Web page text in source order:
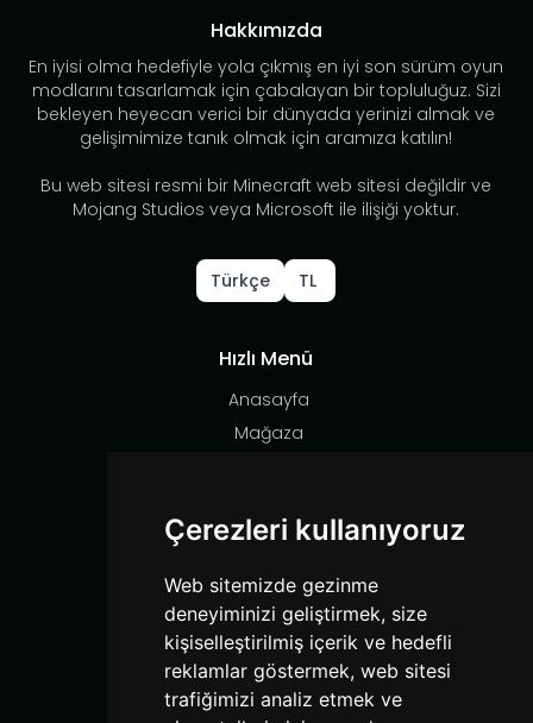
Çerezleri kullanıyoruz
Web sitemizde gezinme
deneyiminizi geliştirmek, size
kişiselleştirilmiş içerik ve hedefli
reklamlar göstermek, web sitesi
trafiğimizi analiz etmek ve
Hakkımızda
En iyisi olma hedefiyle yola çıkmış en iyi son sürüm oyun
modlarını tasarlamak için çabalayan bir topluluğuz. Sizi
bekleyen heyecan verici bir dünyada yerinizi almak ve
gelişimimize tanık olmak için aramıza katılın!
Bu web sitesi resmi bir Minecraft web sitesi değildir ve
Mojang Studios veya Microsoft ile ilişiği yoktur.
Türkçe TL
Hızlı Menü
Anasayfa
Mağaza
Sosyal Medya
YouTube
TikTok
Discord